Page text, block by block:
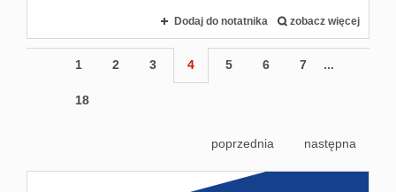
Dodaj do notatnika zobacz więcej
1 2 3 4 5 6 7 ...
18
poprzednia następna